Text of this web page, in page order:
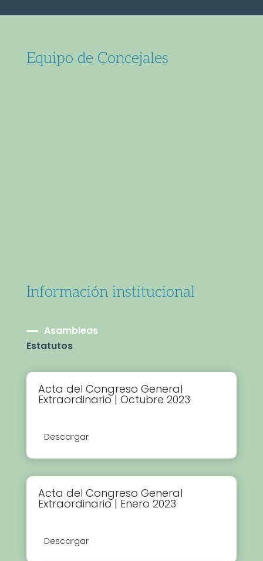
Equipo de Concejales
Información institucional
Asambleas
Estatutos
Acta del Congreso General
Extraordinario | Octubre 2023
Descargar
Acta del Congreso General
Extraordinario | Enero 2023
Descargar